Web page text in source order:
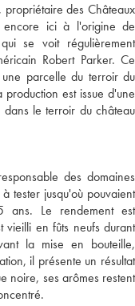
des Châteaux
encore ici à l'origine de
se voit régulièrement
Robert Parker. Ce
parcelle du terroir du
est issue d'une
le terroir du château
des domaines
tester jusqu'où pouvaient
Le rendement est
en fûts neufs durant
la mise en bouteille,
il présente un résultat
noire, ses arômes restent